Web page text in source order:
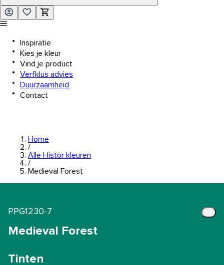
Inspiratie
Kies je kleur
Vind je product
Verfklus advies
Duurzaamheid
Contact
Home
/
Alle Histor kleuren
/
Medieval Forest
PPG1230-7
Medieval Forest
Tinten